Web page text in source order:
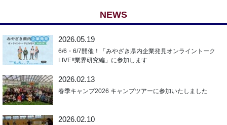
NEWS
2026.05.19
6/6・6/7開催！「みやざき県内企業発見オンライントーク
LIVE!!業界研究編」に参加します
2026.02.13
春季キャンプ2026 キャンプツアーに参加いたしました
2026.02.10